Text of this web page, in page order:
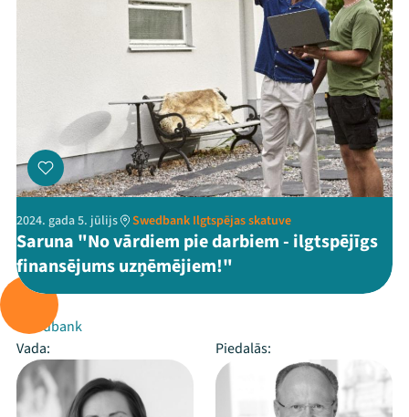
2024. gada 5. jūlijs Swedbank Ilgtspējas skatuve
Saruna "No vārdiem pie darbiem - ilgtspējīgs
finansējums uzņēmējiem!"
Swedbank
Vada:
Piedalās: